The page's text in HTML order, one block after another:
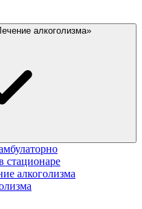
алкоголизма»
стационаре
алкоголизма